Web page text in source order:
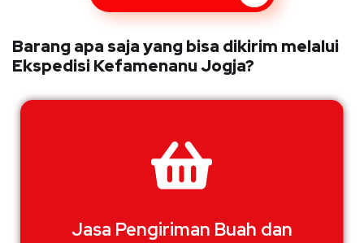
Barang apa saja yang bisa dikirim melalui
Ekspedisi Kefamenanu Jogja?
Jasa Pengiriman Buah dan